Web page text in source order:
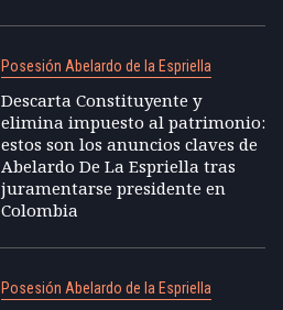
Posesión Abelardo de la Espriella
Descarta Constituyente y
elimina impuesto al patrimonio:
estos son los anuncios claves de
Abelardo De La Espriella tras
juramentarse presidente en
Colombia
Posesión Abelardo de la Espriella